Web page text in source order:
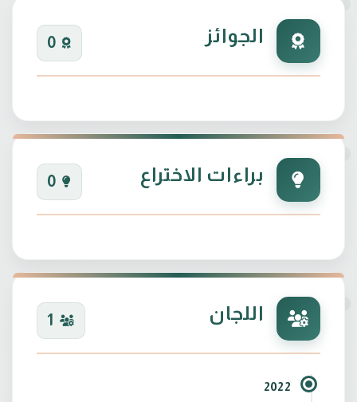
الجوائز 0
براءات الاختراع 0
اللجان 1
2022